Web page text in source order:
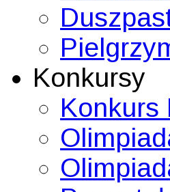
Konkursy
Konkurs